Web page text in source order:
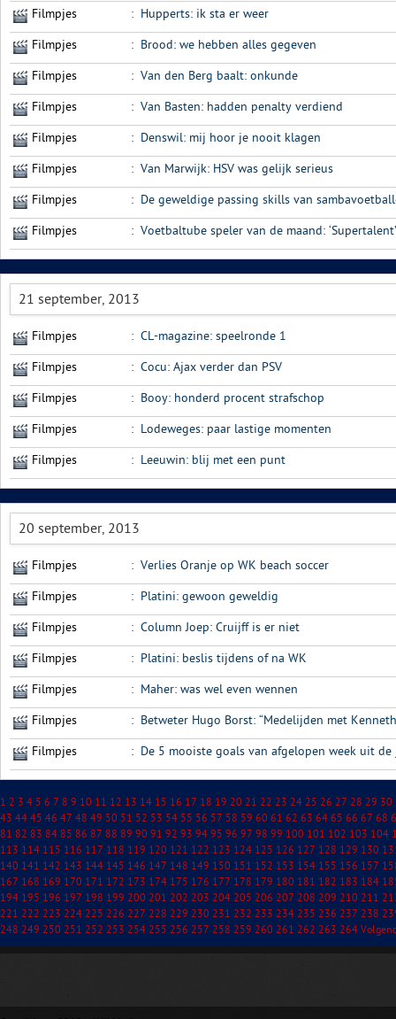
Filmpjes : Hupperts: ik sta er weer
Filmpjes : Brood: we hebben alles gegeven
Filmpjes : Van den Berg baalt: onkunde
Filmpjes : Van Basten: hadden penalty verdiend
Filmpjes : Denswil: mij hoor je nooit klagen
Filmpjes : Van Marwijk: HSV was gelijk serieus
Filmpjes : De geweldige passing skills van
Filmpjes : Voetbaltube speler van de maand:
21 september, 2013
Filmpjes : CL-magazine: speelronde 1
Filmpjes : Cocu: Ajax verder dan PSV
Filmpjes : Booy: honderd procent strafschop
Filmpjes : Lodeweges: paar lastige momenten
Filmpjes : Leeuwin: blij met een punt
20 september, 2013
Filmpjes : Verlies Oranje op WK beach soccer
Filmpjes : Platini: gewoon geweldig
Filmpjes : Column Joep: Cruijff is er niet
Filmpjes : Platini: beslis tijdens of na WK
Filmpjes : Maher: was wel even wennen
Filmpjes : Betweter Hugo Borst: “Medelijden met
Filmpjes : De 5 mooiste goals van afgelopen week uit de
1 2 3 4 5 6 7 8 9 10 11 12 13 14 15 16 17 18 19 20 21 22 23 24 25 26 27 28 29 30
43 44 45 46 47 48 49 50 51 52 53 54 55 56 57 58 59 60 61 62 63 64 65 66 67 68
81 82 83 84 85 86 87 88 89 90 91 92 93 94 95 96 97 98 99 100 101 102 103 104
113 114 115 116 117 118 119 120 121 122 123 124 125 126 127 128 129 130
140 141 142 143 144 145 146 147 148 149 150 151 152 153 154 155 156 157
167 168 169 170 171 172 173 174 175 176 177 178 179 180 181 182 183 184
194 195 196 197 198 199 200 201 202 203 204 205 206 207 208 209 210 211
221 222 223 224 225 226 227 228 229 230 231 232 233 234 235 236 237 238
248 249 250 251 252 253 254 255 256 257 258 259 260 261 262 263 264